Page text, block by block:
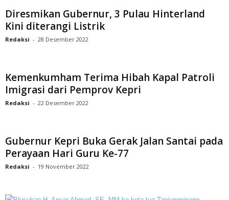
Diresmikan Gubernur, 3 Pulau Hinterland
Kini diterangi Listrik
Redaksi - 28 Desember 2022
Kemenkumham Terima Hibah Kapal Patroli
Imigrasi dari Pemprov Kepri
Redaksi - 22 Desember 2022
Gubernur Kepri Buka Gerak Jalan Santai pada
Perayaan Hari Guru Ke-77
Redaksi - 19 November 2022